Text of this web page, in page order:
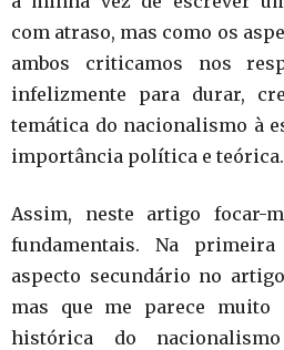
com atraso, mas como os
ambos criticamos nos
infelizmente para durar,
temática do nacionalismo à
importância política e teórica.
Assim, neste artigo focar-
fundamentais. Na
aspecto secundário no
mas que me parece muito
histórica do